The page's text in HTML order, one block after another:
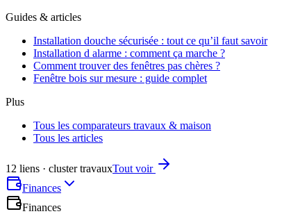
Guides & articles
Installation douche sécurisée : tout ce qu’il faut savoir
Installation d alarme : comment ça marche ?
Comment trouver des fenêtres pas chères ?
Fenêtre bois sur mesure : guide complet
Plus
Tous les comparateurs travaux & maison
Tous les articles
12 liens · cluster travauxTout voir
Finances
Finances